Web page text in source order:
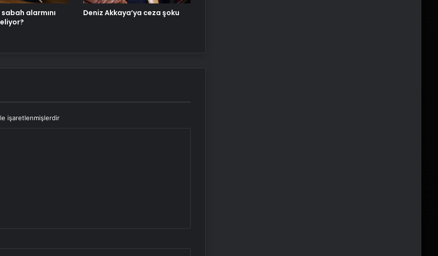
alarmını
Deniz Akkaya’ya ceza şoku
işaretlenmişlerdir